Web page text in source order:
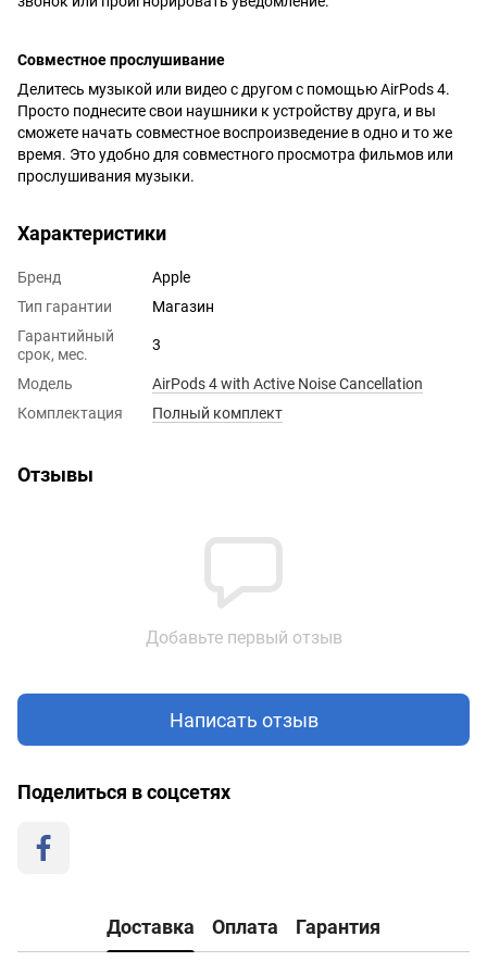
Совместное прослушивание
Делитесь музыкой или видео с другом с помощью AirPods 4.
Просто поднесите свои наушники к устройству друга, и вы
сможете начать совместное воспроизведение в одно и то же
время. Это удобно для совместного просмотра фильмов или
прослушивания музыки.
Характеристики
Бренд
Apple
Тип гарантии
Магазин
Гарантийный
срок, мес.
3
Модель
AirPods 4 with Active Noise Cancellation
Комплектация
Полный комплект
Отзывы
Добавьте первый отзыв
Написать отзыв
Поделиться в соцсетях
Доставка Оплата Гарантия